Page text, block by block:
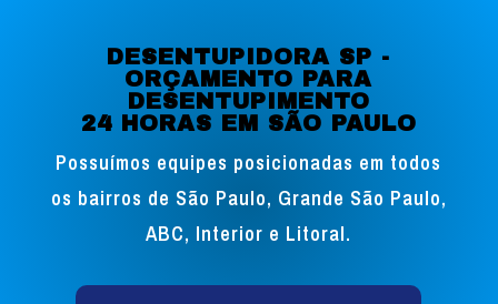
DESENTUPIDORA SP -
ORÇAMENTO PARA
DESENTUPIMENTO
24 HORAS EM SÃO PAULO
Possuímos equipes posicionadas em todos
os bairros de São Paulo, Grande São Paulo,
ABC, Interior e Litoral.